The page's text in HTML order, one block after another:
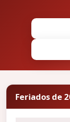
Feriados de